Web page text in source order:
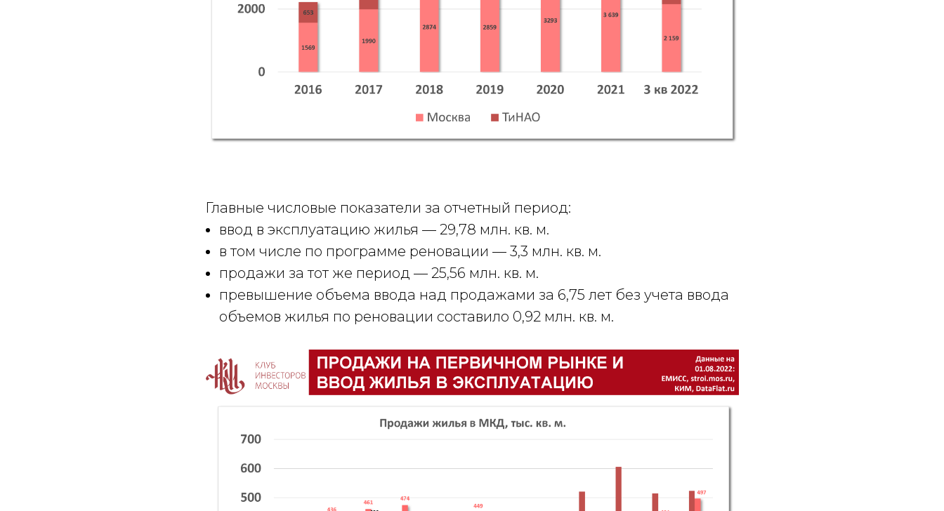
Главные числовые показатели за отчетный период:
ввод в эксплуатацию жилья — 29,78 млн. кв. м.
в том числе по программе реновации — 3,3 млн. кв. м.
продажи за тот же период — 25,56 млн. кв. м.
превышение объема ввода над продажами за 6,75 лет без учета ввода
объемов жилья по реновации составило 0,92 млн. кв. м.